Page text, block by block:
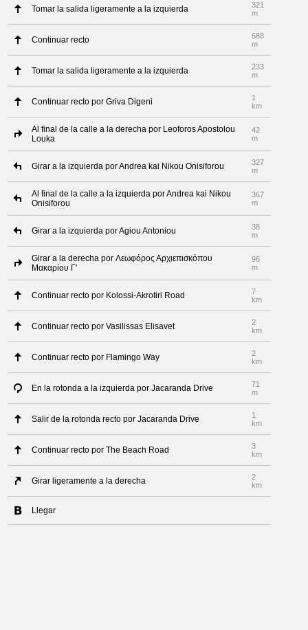
Tomar la salida ligeramente a la izquierda
321
m
Continuar recto
688
m
Tomar la salida ligeramente a la izquierda
233
m
Continuar recto por Griva Digeni
1
km
Al final de la calle a la derecha por Leoforos Apostolou
Louka
42
m
Girar a la izquierda por Andrea kai Nikou Onisiforou
327
m
Al final de la calle a la izquierda por Andrea kai Nikou
Onisiforou
367
m
Girar a la izquierda por Agiou Antoniou
38
m
Girar a la derecha por Λεωφόρος Αρχιεπισκόπου
Μακαρίου Γ'
96
m
Continuar recto por Kolossi-Akrotiri Road
7
km
Continuar recto por Vasilissas Elisavet
2
km
Continuar recto por Flamingo Way
2
km
En la rotonda a la izquierda por Jacaranda Drive
71
m
Salir de la rotonda recto por Jacaranda Drive
1
km
Continuar recto por The Beach Road
3
km
Girar ligeramente a la derecha
2
km
Llegar